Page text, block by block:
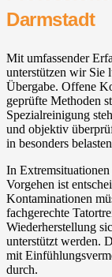
Darmstadt
Mit umfassender
unterstützen wir Sie
Übergabe. Offene
geprüfte Methoden
Spezialreinigung
und objektiv
in besonders
In
Vorgehen ist
Kontaminationen
fachgerechte
Wiederherstellung
unterstützt werden.
mit
durch.